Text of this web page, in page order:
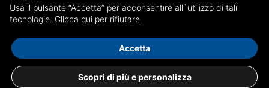
redazione@bolognadice.it
Maggiori informazioni...
Vendita case Bologna
EDIZIONI
Usa il pulsante “Accetta” per acconsentire all`utilizzo di tali
tecnologie. Clicca qui per rifiutare
Scopri di più e personalizza
Accetta